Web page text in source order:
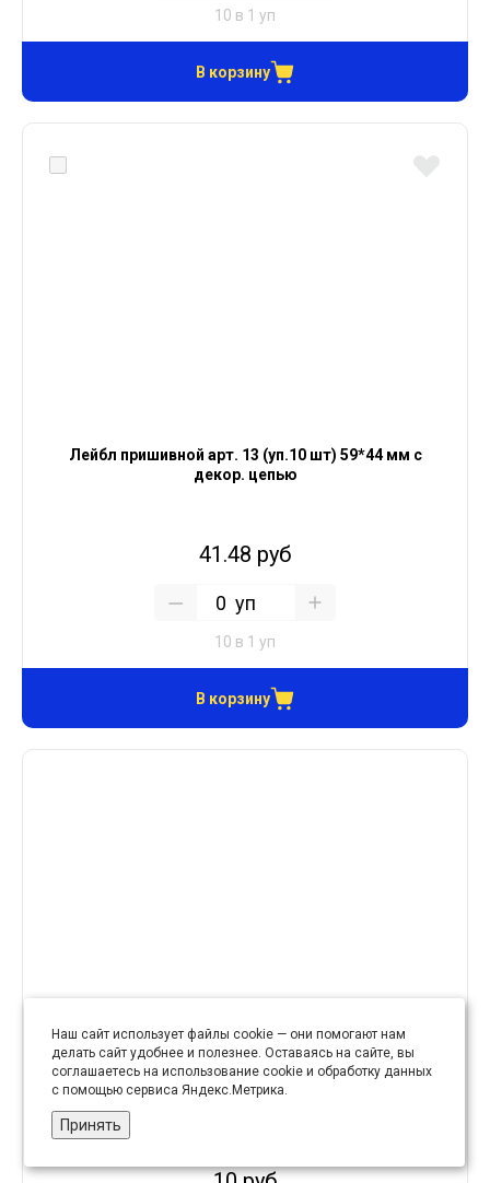
10 в 1 уп
В корзину
Лейбл пришивной арт. 13 (уп.10 шт) 59*44 мм с
декор. цепью
41.48 руб
уп
10 в 1 уп
В корзину
Лейбл пришивной арт. 25 (уп 10 шт) 38х14 мм
Наш сайт использует файлы cookie — они помогают нам
делать сайт удобнее и полезнее. Оставаясь на сайте, вы
соглашаетесь на использование cookie и обработку данных
с помощью сервиса Яндекс.Метрика.
Принять